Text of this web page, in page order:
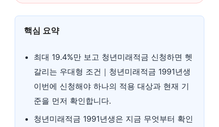
핵심 요약
최대 19.4%만 보고 청년미래적금 신청하면 헷
갈리는 우대형 조건｜청년미래적금 1991년생
이번에 신청해야 하나의 적용 대상과 현재 기
준을 먼저 확인합니다.
청년미래적금 1991년생은 지금 무엇부터 확인